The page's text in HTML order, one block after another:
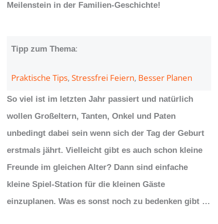
Meilenstein in der Familien-Geschichte!
Tipp zum Thema:
Praktische Tips, Stressfrei Feiern, Besser Planen
So viel ist im letzten Jahr passiert und natürlich
wollen Großeltern, Tanten, Onkel und Paten
unbedingt dabei sein wenn sich der Tag der Geburt
erstmals jährt. Vielleicht gibt es auch schon kleine
Freunde im gleichen Alter? Dann sind einfache
kleine Spiel-Station für die kleinen Gäste
einzuplanen. Was es sonst noch zu bedenken gibt …